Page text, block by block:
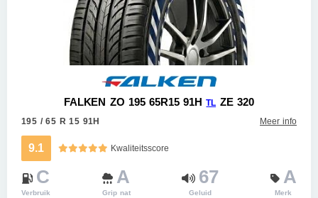
FALKEN ZO 195 65R15 91HTL ZE 320
195 / 65 R 15 91H Meer info
9.1 Kwaliteitsscore
C
Verbruik
A
Grip nat
67
Geluid
A
Merk